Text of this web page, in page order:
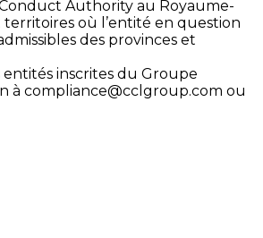
Authority au Royaume-
territoires où l’entité en question
des provinces et
inscrites du Groupe
à compliance@cclgroup.com ou